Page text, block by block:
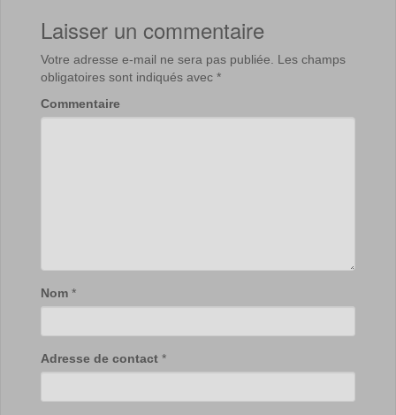
Laisser un commentaire
Votre adresse e-mail ne sera pas publiée.
Les champs
obligatoires sont indiqués avec *
Commentaire
Nom *
Adresse de contact *